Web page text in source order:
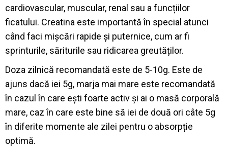
cardiovascular, muscular, renal sau a funcțiilor
ficatului. Creatina este importantă în special atunci
când faci mișcări rapide și puternice, cum ar fi
sprinturile, săriturile sau ridicarea greutăților.
Doza zilnică recomandată este de 5-10g. Este de
ajuns dacă iei 5g, marja mai mare este recomandată
în cazul în care ești foarte activ și ai o masă corporală
mare, caz în care este bine să iei de două ori câte 5g
în diferite momente ale zilei pentru o absorpție
optimă.